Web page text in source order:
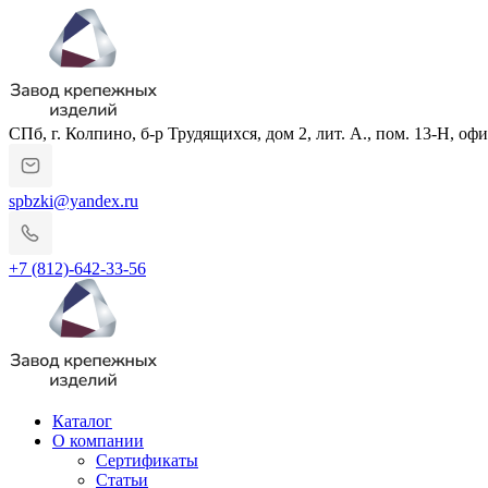
СПб, г. Колпино, б-р Трудящихся, дом 2, лит. А., пом. 13-Н,
spbzki@yandex.ru
+7 (812)-642-33-56
Каталог
О компании
Сертификаты
Статьи